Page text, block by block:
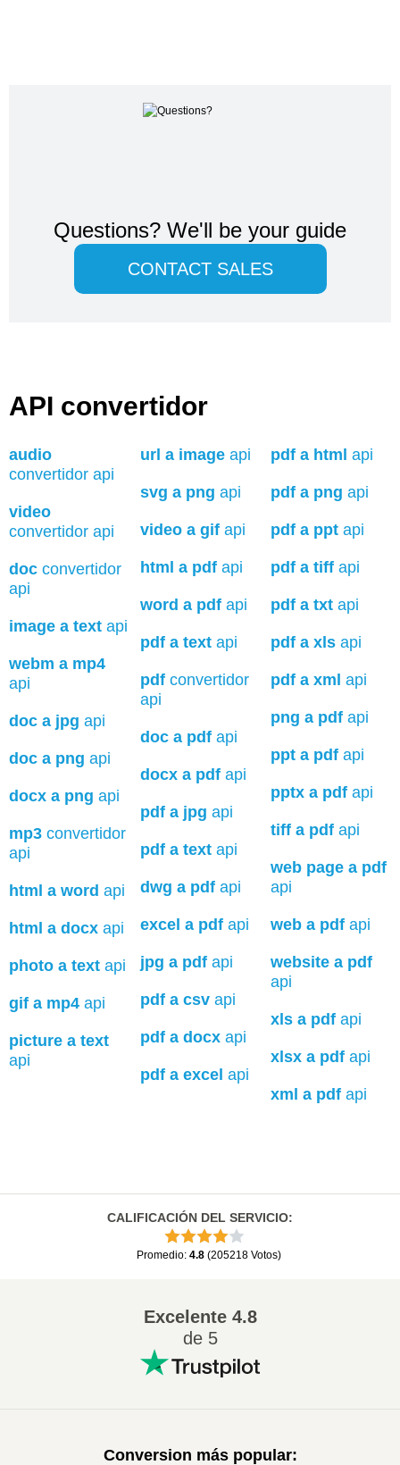
Questions? We'll be your guide
CONTACT SALES
API convertidor
audio
convertidor api
video
convertidor api
doc convertidor
api
image a text api
webm a mp4
api
doc a jpg api
doc a png api
docx a png api
mp3 convertidor
api
html a word api
html a docx api
photo a text api
gif a mp4 api
picture a text
api
url a imageapi
svg a png api
video a gifapi
html a pdfapi
word a pdfapi
pdf a textapi
pdfconvertidor
api
doc a pdfapi
docx a pdfapi
pdf a jpg api
pdf a textapi
dwg a pdfapi
excel a pdfapi
jpg a pdfapi
pdf a csvapi
pdf a docxapi
pdf a excel api
pdf a html api
pdf a png api
pdf a ppt api
pdf a tiff api
pdf a txt api
pdf a xls api
pdf a xml api
png a pdf api
ppt a pdf api
pptx a pdf api
tiff a pdf api
web page a pdf
api
web a pdf api
website a pdf
api
xls a pdf api
xlsx a pdf api
xml a pdf api
CALIFICACIÓN DEL SERVICIO:
Promedio: 4.8 (205218 Votos)
Excelente4.8
de 5
Conversion más popular: